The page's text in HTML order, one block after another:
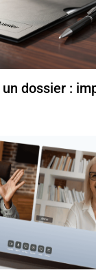
dossier :